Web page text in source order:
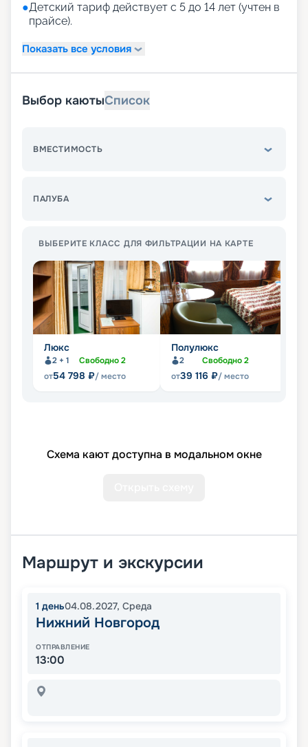
●Детский тариф действует с 5 до 14 лет (учтен в
прайсе).
Показать все условия
Выбор каютыСписок
ВМЕСТИМОСТЬ
ПАЛУБА
ВЫБЕРИТЕ КЛАСС ДЛЯ ФИЛЬТРАЦИИ НА КАРТЕ
Люкс
2 + 1 Свободно2
от54 798 ₽/ место
Полулюкс
2 Свободно2
от39 116 ₽/ место
Схема кают доступна в модальном окне
Маршрут и экскурсии
1 день04.08.2027, Среда
Нижний Новгород
ОТПРАВЛЕНИЕ
13:00